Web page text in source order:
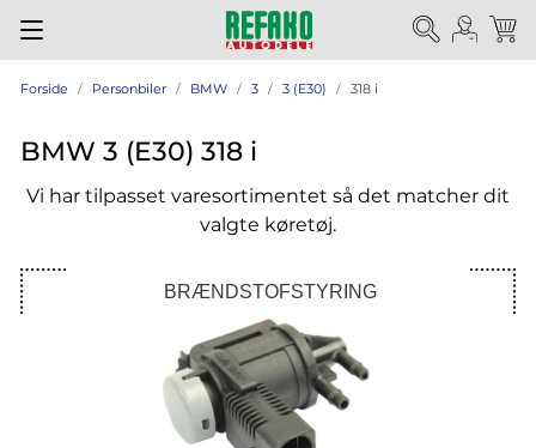
Forside Personbiler BMW 3 3 (E30) 318 i
BMW 3 (E30) 318 i
Vi har tilpasset varesortimentet så det matcher dit
valgte køretøj.
BRÆNDSTOFSTYRING